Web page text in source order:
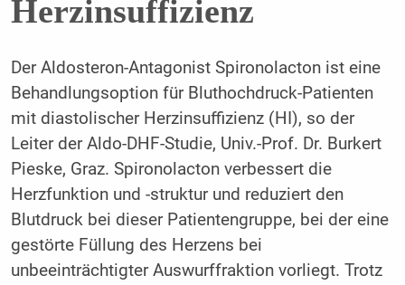
Herzinsuffizienz
Der Aldosteron-Antagonist Spironolacton ist eine
Behandlungsoption für Bluthochdruck-Patienten
mit diastolischer Herzinsuffizienz (HI), so der
Leiter der Aldo-DHF-Studie, Univ.-Prof. Dr. Burkert
Pieske, Graz. Spironolacton verbessert die
Herzfunktion und -struktur und reduziert den
Blutdruck bei dieser Patientengruppe, bei der eine
gestörte Füllung des Herzens bei
unbeeinträchtigter Auswurffraktion vorliegt. Trotz